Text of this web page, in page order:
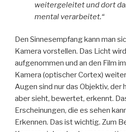
weitergeleitet und dort
mental verarbeitet.“
Den Sinnesempfang kann man
Kamera vorstellen. Das Licht
aufgenommen und an den Film
Kamera (optischer Cortex)
Augen sind nur das Objektiv, der
aber sieht, bewertet, erkennt.
Erscheinungen, die es sehen
Erkennen. Das ist wichtig. Zum